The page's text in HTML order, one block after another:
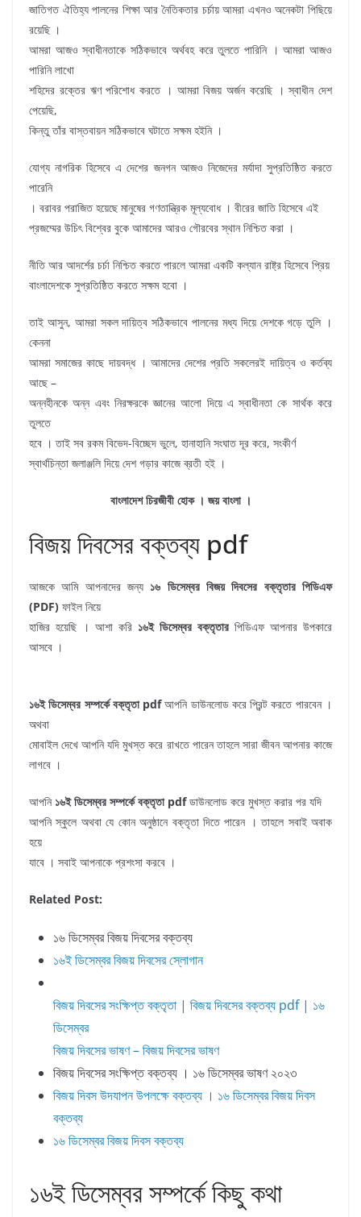
জাতিগত ঐতিহ্য পালনের শিক্ষা আর নৈতিকতার চর্চায় আমরা এখনও অনেকটা পিছিয়ে
রয়েছি ।
আমরা আজও স্বাধীনতাকে সঠিকভাবে অর্থবহ করে তুলতে পারিনি । আমরা আজও
পারিনি লাখো
শহিদের রক্তের ঋণ পরিশোধ করতে । আমরা বিজয় অর্জন করেছি । স্বাধীন দেশ
পেয়েছি,
কিন্তু তাঁর বাস্তবায়ন সঠিকভাবে ঘটাতে সক্ষম হইনি ।
যোগ্য নাগরিক হিসেবে এ দেশের জনগন আজও নিজেদের মর্যাদা সুপ্রতিষ্ঠিত করতে
পারেনি
। বরাবর পরাজিত হয়েছে মানুষের গণতান্ত্রিক মূল্যবোধ । বীরের জাতি হিসেবে এই
প্রজম্মের উচিৎ বিশ্বের বুকে আমাদের আরও গৌরবের স্থান নিশ্চিত করা ।
নীতি আর আদর্শের চর্চা নিশ্চিত করতে পারলে আমরা একটি কল্যান রাষ্ট্র হিসেবে প্রিয়
বাংলাদেশকে সুপ্রতিষ্ঠিত করতে সক্ষম হবো ।
তাই আসুন, আমরা সকল দায়িত্ব সঠিকভাবে পালনের মধ্য দিয়ে দেশকে গড়ে তুলি ।
কেননা
আমরা সমাজের কাছে দায়বদ্ধ । আমাদের দেশের প্রতি সকলেরই দায়িত্ব ও কর্তব্য
আছে –
অন্নহীনকে অন্ন এবং নিরক্ষরকে জ্ঞানের আলো দিয়ে এ স্বাধীনতা কে সার্থক করে
তুলতে
হবে । তাই সব রকম বিভেদ-বিচ্ছেদ ভুলে, হানাহানি সংঘাত দূর করে, সংকীর্ণ
স্বার্থচিন্তা জলাঞ্জলি দিয়ে দেশ গড়ার কাজে ব্রতী হই ।
বাংলাদেশ চিরজীবী হোক । জয় বাংলা ।
বিজয় দিবসের বক্তব্য pdf
আজকে আমি আপনাদের জন্য ১৬ ডিসেম্বর বিজয় দিবসের বক্তৃতার পিডিএফ
(PDF) ফাইল নিয়ে
হাজির হয়েছি । আশা করি ১৬ই ডিসেম্বর বক্তৃতার পিডিএফ আপনার উপকারে
আসবে ।
১৬ই ডিসেম্বর সম্পর্কে বক্তৃতা pdfআপনি ডাউনলোড করে প্রিন্ট করতে পারবেন ।
অথবা
মোবাইল দেখে আপনি যদি মুখস্ত করে রাখতে পারেন তাহলে সারা জীবন আপনার কাজে
লাগবে ।
আপনি ১৬ই ডিসেম্বর সম্পর্কে বক্তৃতা pdfডাউনলোড করে মুখস্ত করার পর যদি
আপনি স্কুলে অথবা যে কোন অনুষ্ঠানে বক্তৃতা দিতে পারেন । তাহলে সবাই অবাক
হয়ে
যাবে । সবাই আপনাকে প্রশংসা করবে ।
Related Post:
১৬ ডিসেম্বর বিজয় দিবসের বক্তব্য
১৬ই ডিসেম্বর বিজয় দিবসের স্লোগান
বিজয় দিবসের সংক্ষিপ্ত বক্তৃতা | বিজয় দিবসের বক্তব্য pdf | ১৬
ডিসেম্বর
বিজয় দিবসের ভাষণ – বিজয় দিবসের ভাষণ
বিজয় দিবসের সংক্ষিপ্ত বক্তব্য । ১৬ ডিসেম্বর ভাষণ ২০২৩
বিজয় দিবস উদযাপন উপলক্ষে বক্তব্য । ১৬ ডিসেম্বর বিজয় দিবস
বক্তব্য
১৬ ডিসেম্বর বিজয় দিবস বক্তব্য
১৬ই ডিসেম্বর সম্পর্কে কিছু কথা